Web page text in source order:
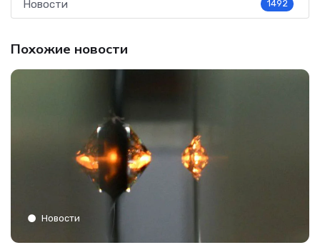
Новости 1492
Похожие новости
Новости